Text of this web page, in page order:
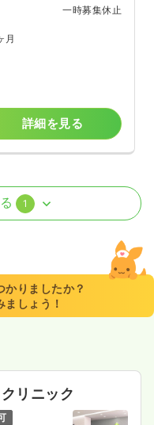
一時募集休止
月
詳細を見る
1
かりましたか？
しょう！
リニック